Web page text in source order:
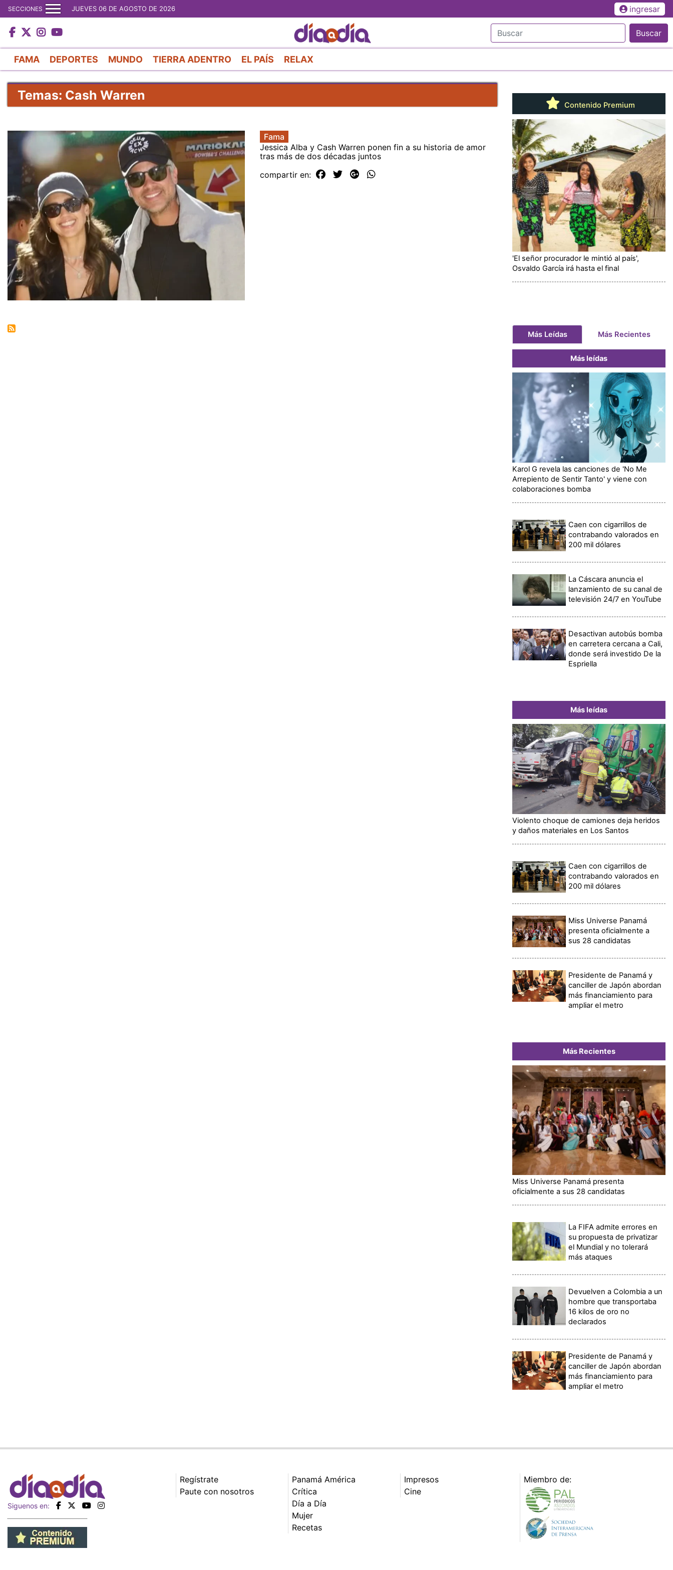
al
contenido
principal
SECCIONES JUEVES 06 DE AGOSTO DE 2026 ingresar
Buscar
FAMA DEPORTES MUNDO TIERRA ADENTRO EL PAÍS RELAX
Temas: Cash Warren
Fama
Jessica Alba y Cash Warren ponen fin a su historia de amor
tras más de dos décadas juntos
compartir en:
Contenido Premium
'El señor procurador le mintió al país',
Osvaldo García irá hasta el final
Más Leídas Más Recientes
Más leídas
Karol G revela las canciones de 'No Me
Arrepiento de Sentir Tanto' y viene con
colaboraciones bomba
Caen con cigarrillos de
contrabando valorados en
200 mil dólares
La Cáscara anuncia el
lanzamiento de su canal de
televisión 24/7 en YouTube
Desactivan autobús bomba
en carretera cercana a Cali,
donde será investido De la
Espriella
Más leídas
Violento choque de camiones deja heridos
y daños materiales en Los Santos
Caen con cigarrillos de
contrabando valorados en
200 mil dólares
Miss Universe Panamá
presenta oficialmente a
sus 28 candidatas
Presidente de Panamá y
canciller de Japón abordan
más financiamiento para
ampliar el metro
Más Recientes
Miss Universe Panamá presenta
oficialmente a sus 28 candidatas
La FIFA admite errores en
su propuesta de privatizar
el Mundial y no tolerará
más ataques
Devuelven a Colombia a un
hombre que transportaba
16 kilos de oro no
declarados
Presidente de Panamá y
canciller de Japón abordan
más financiamiento para
ampliar el metro
Siguenos en:
Regístrate
Paute con nosotros
Panamá América
Crítica
Día a Día
Mujer
Recetas
Impresos
Cine
Miembro de: